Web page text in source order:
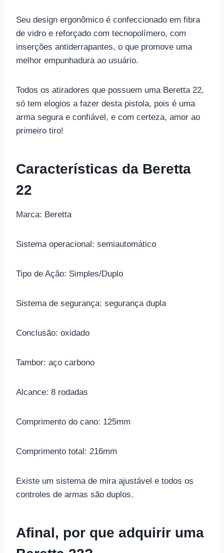
Seu design ergonômico é confeccionado em fibra
de vidro e reforçado com tecnopolímero, com
inserções antiderrapantes, o que promove uma
melhor empunhadura ao usuário.
Todos os atiradores que possuem uma Beretta 22,
só tem elogios a fazer desta pistola, pois é uma
arma segura e confiável, e com certeza, amor ao
primeiro tiro!
Características da Beretta
22
Marca: Beretta
Sistema operacional: semiautomático
Tipo de Ação: Simples/Duplo
Sistema de segurança: segurança dupla
Conclusão: oxidado
Tambor: aço carbono
Alcance: 8 rodadas
Comprimento do cano: 125mm
Comprimento total: 216mm
Existe um sistema de mira ajustável e todos os
controles de armas são duplos.
Afinal, por que adquirir uma